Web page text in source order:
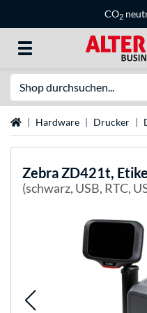
CO2
StartseiteHardware Drucker
ZebraZD421t,
(schwarz, USB, RTC,